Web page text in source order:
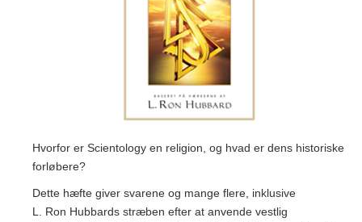
Hvorfor er Scientology en religion, og hvad er dens historiske
forløbere?
Dette hæfte giver svarene og mange flere, inklusive
L. Ron Hubbards stræben efter at anvende vestlig